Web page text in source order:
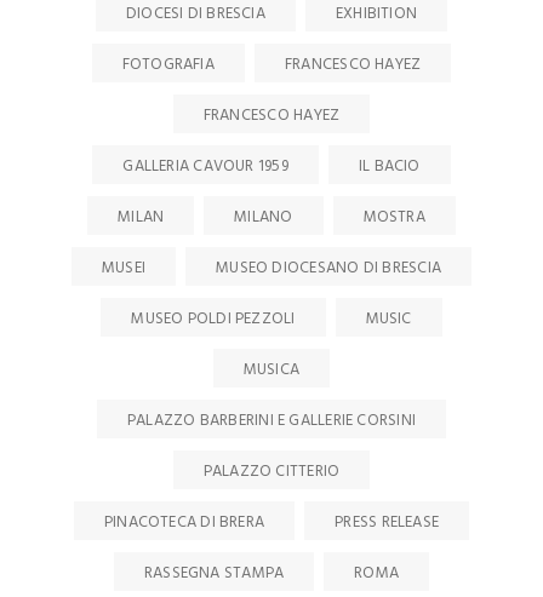
DIOCESI DI BRESCIA
EXHIBITION
FOTOGRAFIA
FRANCESCO HAYEZ
FRANCESCO HAYEZ
GALLERIA CAVOUR 1959
IL BACIO
MILAN
MILANO
MOSTRA
MUSEI
MUSEO DIOCESANO DI BRESCIA
MUSEO POLDI PEZZOLI
MUSIC
MUSICA
PALAZZO BARBERINI E GALLERIE CORSINI
PALAZZO CITTERIO
PINACOTECA DI BRERA
PRESS RELEASE
RASSEGNA STAMPA
ROMA